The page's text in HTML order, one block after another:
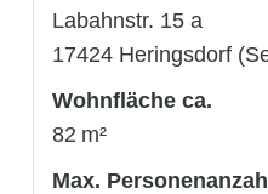
Labahnstr. 15 a
17424 Heringsdorf
Wohnfläche ca.
82 m²
Max.